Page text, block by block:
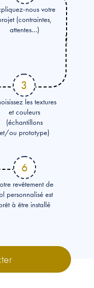
nous votre
(contraintes,
attentes…)
3
les textures
et couleurs
(échantillons
et/ou prototype)
6
revêtement de
personnalisé est
à être installé